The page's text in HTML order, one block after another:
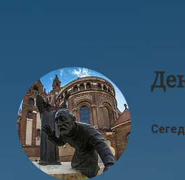
Сегед